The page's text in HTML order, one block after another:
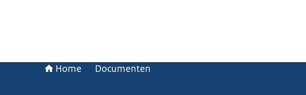
Home Documenten